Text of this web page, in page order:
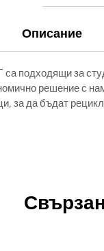
Описание
подходящи за
решение с
за да бъдат